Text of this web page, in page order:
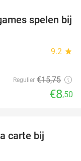
46%
spelen bij
9.2 star
Regulier €15,75
€8,50
carte bij